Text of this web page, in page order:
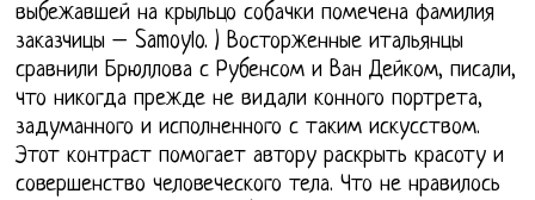
выбежавшей на крыльцо собачки помечена фамилия
заказчицы – Samoylo. ) Восторженные итальянцы
сравнили Брюллова с Рубенсом и Ван Дейком, писали,
что никогда прежде не видали конного портрета,
задуманного и исполненного с таким искусством.
Этот контраст помогает автору раскрыть красоту и
совершенство человеческого тела. Что не нравилось